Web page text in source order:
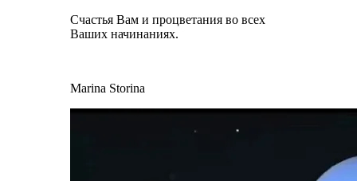
Счастья Вам и процветания во всех
Ваших начинаниях.
Marina Storina